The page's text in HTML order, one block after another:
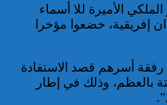
الأميرة للا أسماء
إفريقية، خضعوا مؤخرا
طفلا بالرباط رفقة أسرهم قصد الاستفادة
بالعظم، وذلك في إطار